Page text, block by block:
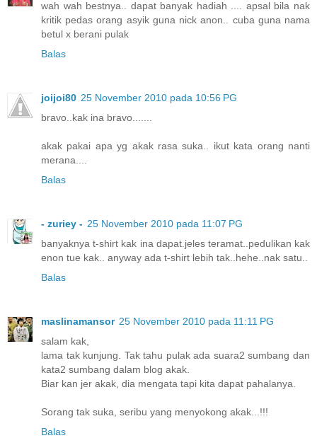
wah wah bestnya.. dapat banyak hadiah .... apsal bila nak
kritik pedas orang asyik guna nick anon.. cuba guna nama
betul x berani pulak
Balas
joijoi80 25 November 2010 pada 10:56 PG
bravo..kak ina bravo.......
akak pakai apa yg akak rasa suka.. ikut kata orang nanti
merana....
Balas
- zuriey - 25 November 2010 pada 11:07 PG
banyaknya t-shirt kak ina dapat.jeles teramat..pedulikan kak
enon tue kak.. anyway ada t-shirt lebih tak..hehe..nak satu..
Balas
maslinamansor 25 November 2010 pada 11:11 PG
salam kak,
lama tak kunjung. Tak tahu pulak ada suara2 sumbang dan
kata2 sumbang dalam blog akak.
Biar kan jer akak, dia mengata tapi kita dapat pahalanya.
Sorang tak suka, seribu yang menyokong akak...!!!
Balas